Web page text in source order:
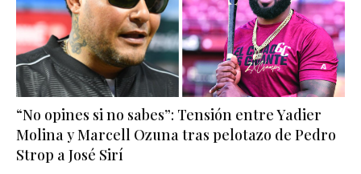
“No opines si no sabes”: Tensión entre Yadier
Molina y Marcell Ozuna tras pelotazo de Pedro
Strop a José Sirí